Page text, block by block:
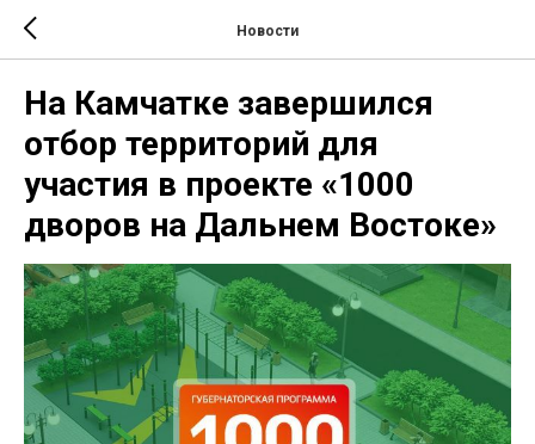
Новости
На Камчатке завершился
отбор территорий для
участия в проекте «1000
дворов на Дальнем Востоке»